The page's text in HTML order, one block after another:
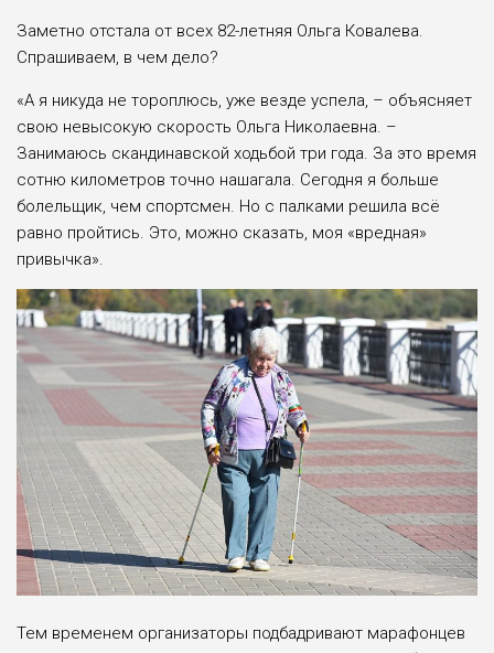
Заметно отстала от всех 82-летняя Ольга Ковалева.
Спрашиваем, в чем дело?
«А я никуда не тороплюсь, уже везде успела, – объясняет
свою невысокую скорость Ольга Николаевна. –
Занимаюсь скандинавской ходьбой три года. За это время
сотню километров точно нашагала. Сегодня я больше
болельщик, чем спортсмен. Но с палками решила всё
равно пройтись. Это, можно сказать, моя «вредная»
привычка».
Тем временем организаторы подбадривают марафонцев